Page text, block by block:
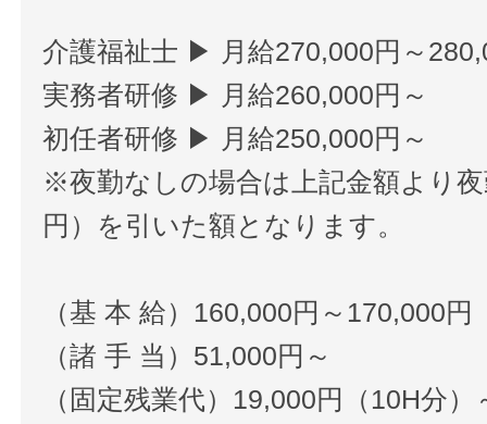
介護福祉士 ▶ 月給270,000円～
実務者研修 ▶ 月給260,000円～
初任者研修 ▶ 月給250,000円～
※夜勤なしの場合は上記金額より
円）を引いた額となります。
（基 本 給）160,000円～170,000円
（諸 手 当）51,000円～
（固定残業代）19,000円（10H分